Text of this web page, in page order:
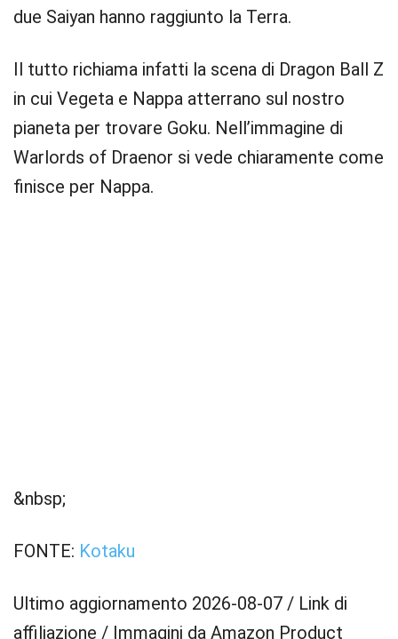
due Saiyan hanno raggiunto la Terra.
Il tutto richiama infatti la scena di Dragon Ball Z
in cui Vegeta e Nappa atterrano sul nostro
pianeta per trovare Goku. Nell’immagine di
Warlords of Draenor si vede chiaramente come
finisce per Nappa.
&nbsp;
FONTE: Kotaku
Ultimo aggiornamento 2026-08-07 / Link di
affiliazione / Immagini da Amazon Product